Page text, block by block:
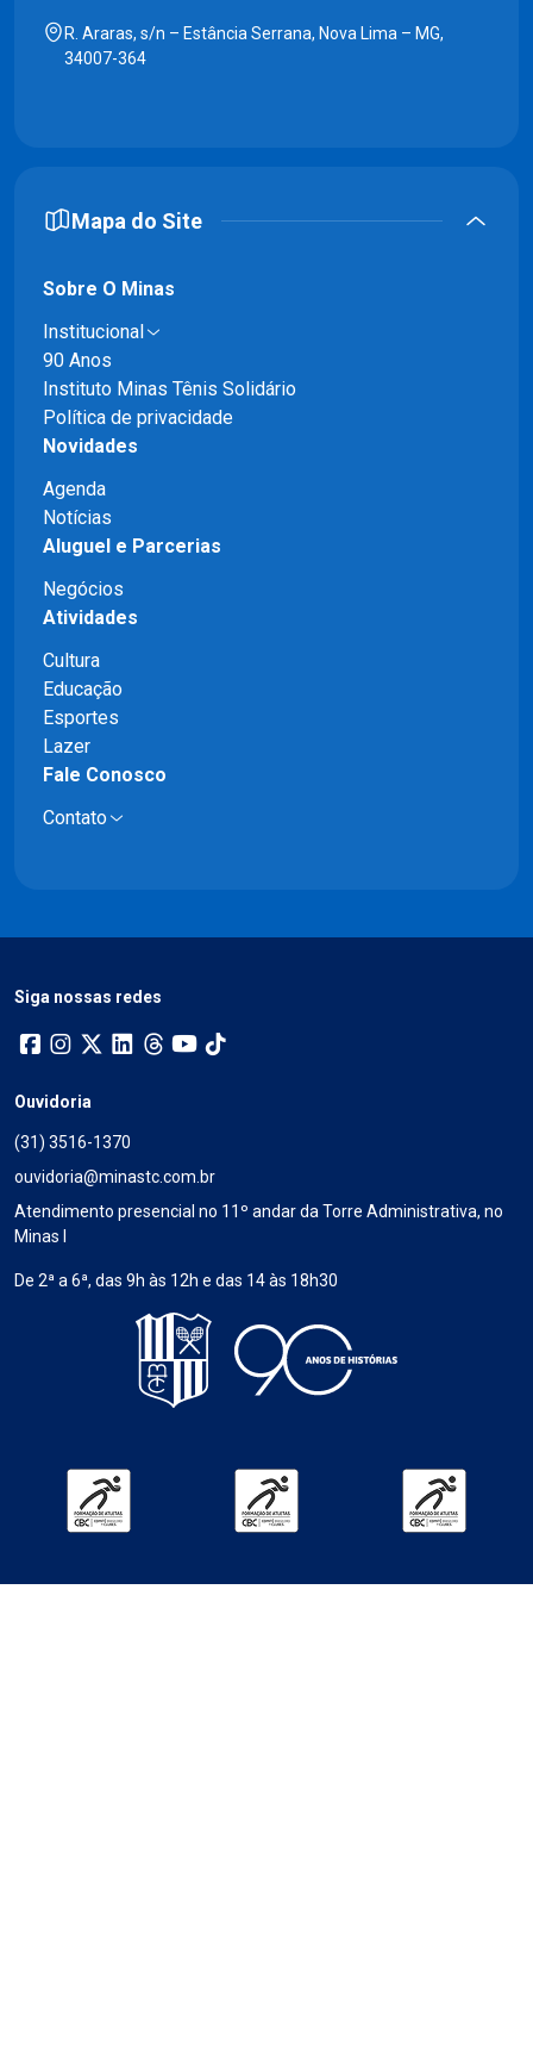
R. Araras, s/n – Estância Serrana, Nova Lima – MG,
34007-364
Mapa do Site
Sobre O Minas
Institucional
90 Anos
Instituto Minas Tênis Solidário
Política de privacidade
Novidades
Agenda
Notícias
Aluguel e Parcerias
Negócios
Atividades
Cultura
Educação
Esportes
Lazer
Fale Conosco
Contato
Siga nossas redes
Ouvidoria
(31) 3516-1370
ouvidoria@minastc.com.br
Atendimento presencial no 11º andar da Torre Administrativa, no
Minas I
De 2ª a 6ª, das 9h às 12h e das 14 às 18h30